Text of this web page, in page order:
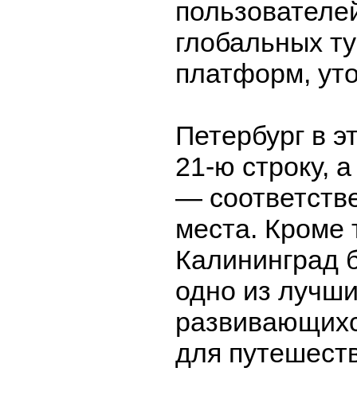
глобальных
платформ,
Петербург в
21-ю строку,
—
места. Кроме
Калининград
одно из
для